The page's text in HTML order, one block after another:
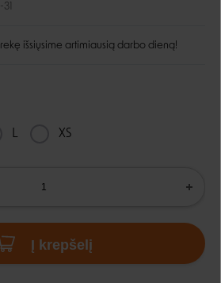
išsiųsime artimiausią darbo dieną!
L XS
Į krepšelį